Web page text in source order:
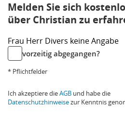
Melden Sie sich
über Christian zu
Frau Herr Divers keine Angabe
vorzeitig abgegangen?
* Pflichtfelder
Ich akzeptiere dieAGB und habe die
Datenschutzhinweisezur Kenntnis